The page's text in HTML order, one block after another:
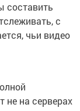
составить
с
чьи видео
не на серверах